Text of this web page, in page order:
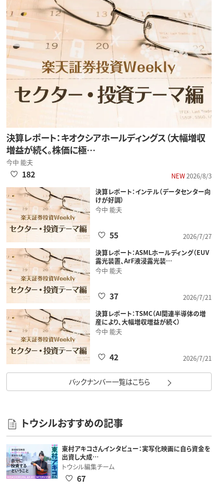
決算レポート：キオクシアホールディングス（大幅増収
増益が続く。株価に極…
今中 能夫
NEW2026/8/3
182
決算レポート：インテル（データセンター向
けが好調）
今中 能夫
2026/7/27
55
決算レポート：ASMLホールディング（EUV
露光装置、ArF液浸露光装…
今中 能夫
2026/7/21
37
決算レポート：TSMC（AI関連半導体の増
産により、大幅増収増益が続く）
今中 能夫
2026/7/21
42
バックナンバー一覧はこちら
トウシルおすすめの記事
東村アキコさんインタビュー：実写化映画に自ら資金を
出資し大成…
トウシル編集チーム
67